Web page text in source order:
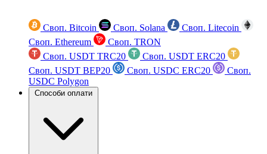
Своп. Bitcoin Своп. Solana
Своп. Litecoin
Своп. Ethereum
Своп. TRON
Своп. USDT TRC20
Своп. USDT ERC20
Своп. USDT BEP20
Своп. USDC ERC20
Своп.
USDC Polygon
Способи оплати